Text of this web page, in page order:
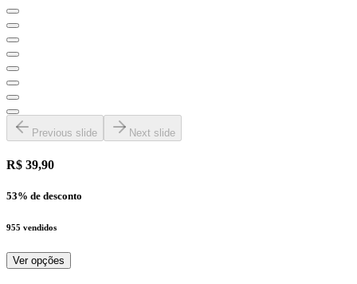
Previous slide Next slide
R$ 39,90
53% de desconto
955 vendidos
Ver opções